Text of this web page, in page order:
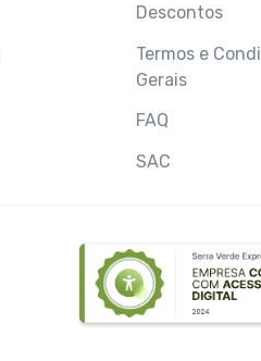
Descontos
Termos e
Gerais
FAQ
SAC